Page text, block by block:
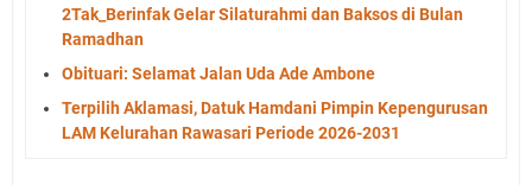
2Tak_Berinfak Gelar Silaturahmi dan Baksos di Bulan
Ramadhan
Obituari: Selamat Jalan Uda Ade Ambone
Terpilih Aklamasi, Datuk Hamdani Pimpin Kepengurusan
LAM Kelurahan Rawasari Periode 2026-2031